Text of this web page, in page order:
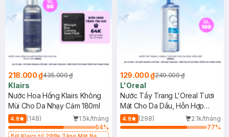
218.000 ₫435.000 ₫
Klairs
Nước Hoa Hồng Klairs Không
Mùi Cho Da Nhạy Cảm 180ml
4.8 (148)
1.5k/tháng
64%
129.000 ₫249.000 ₫
L'Oreal
Nước Tẩy Trang L'Oreal Tươi
Mát Cho Da Dầu, Hỗn Hợp
400ml
4.8 (298)
2.1k/tháng
77%